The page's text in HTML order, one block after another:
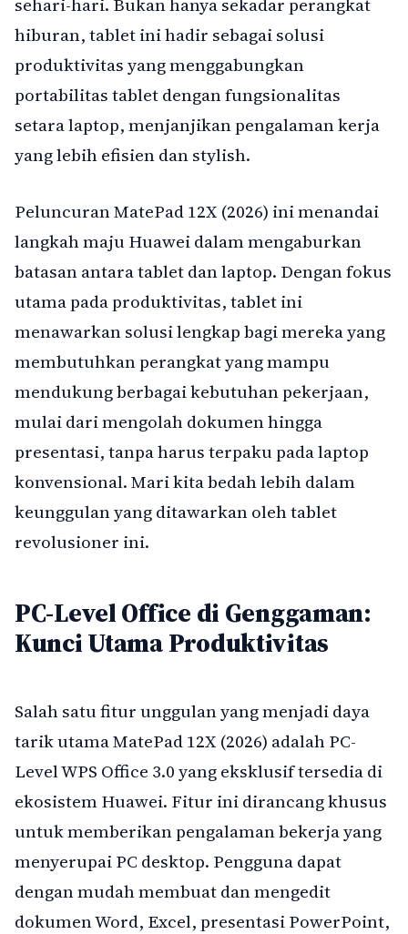
sehari-hari. Bukan hanya sekadar perangkat
hiburan, tablet ini hadir sebagai solusi
produktivitas yang menggabungkan
portabilitas tablet dengan fungsionalitas
setara laptop, menjanjikan pengalaman kerja
yang lebih efisien dan stylish.
Peluncuran MatePad 12X (2026) ini menandai
langkah maju Huawei dalam mengaburkan
batasan antara tablet dan laptop. Dengan fokus
utama pada produktivitas, tablet ini
menawarkan solusi lengkap bagi mereka yang
membutuhkan perangkat yang mampu
mendukung berbagai kebutuhan pekerjaan,
mulai dari mengolah dokumen hingga
presentasi, tanpa harus terpaku pada laptop
konvensional. Mari kita bedah lebih dalam
keunggulan yang ditawarkan oleh tablet
revolusioner ini.
PC-Level Office di Genggaman:
Kunci Utama Produktivitas
Salah satu fitur unggulan yang menjadi daya
tarik utama MatePad 12X (2026) adalah PC-
Level WPS Office 3.0 yang eksklusif tersedia di
ekosistem Huawei. Fitur ini dirancang khusus
untuk memberikan pengalaman bekerja yang
menyerupai PC desktop. Pengguna dapat
dengan mudah membuat dan mengedit
dokumen Word, Excel, presentasi PowerPoint,